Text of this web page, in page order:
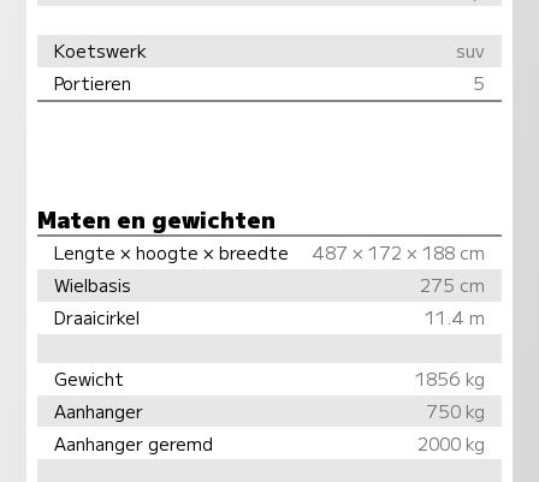
Koetswerk
suv
Portieren
5
Maten en gewichten
Lengte × hoogte × breedte
487 × 172 × 188 cm
Wielbasis
275 cm
Draaicirkel
11.4 m
Gewicht
1856 kg
Aanhanger
750 kg
Aanhanger geremd
2000 kg